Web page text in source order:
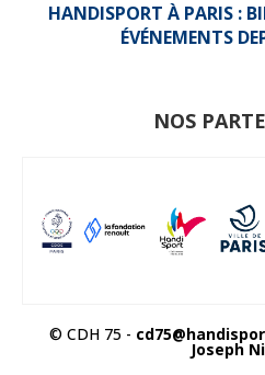
HANDISPORT À PARIS :
ÉVÉNEMENTS
NOS
© CDH 75 -
Joseph